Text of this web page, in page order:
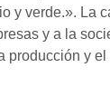
y verde.». La
y a la
producción y